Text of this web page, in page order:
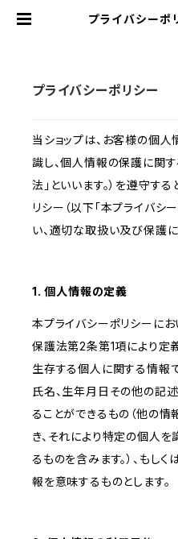
プライバシー
プライバシーポリシー
当ショップは、お客様の個
識し、個人情報の保護に関
法」といいます。）を遵守す
リシー（以下「本プライバシ
い、適切な取扱い及び保護に
1. 個人情報の定義
本プライバシーポリシーに
保護法第2条第1項により定
生存する個人に関する情報
氏名、生年月日その他の記
ることができるもの（他の
き、それにより特定の個人
るものを含みます。）、もし
報を意味するものとします。